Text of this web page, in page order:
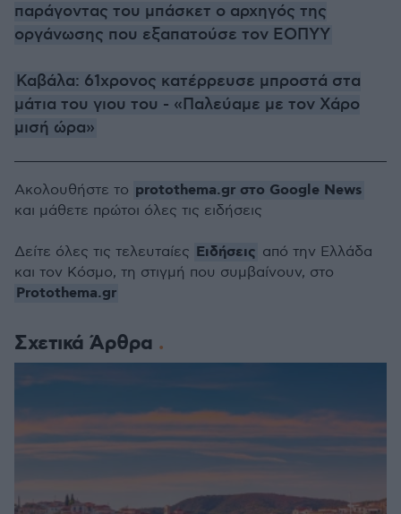
παράγοντας του μπάσκετ ο αρχηγός της
οργάνωσης που εξαπατούσε τον ΕΟΠΥΥ
Καβάλα: 61χρονος κατέρρευσε μπροστά στα
μάτια του γιου του - «Παλεύαμε με τον Χάρο
μισή ώρα»
Σχετικά Άρθρα
Ακολουθήστε το protothema.gr στο Google News
και μάθετε πρώτοι όλες τις ειδήσεις
Δείτε όλες τις τελευταίες Ειδήσεις από την Ελλάδα
και τον Κόσμο, τη στιγμή που συμβαίνουν, στο
Protothema.gr